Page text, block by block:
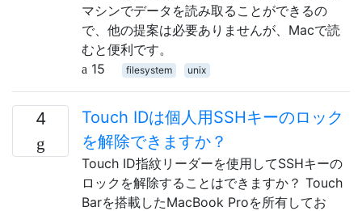
マシンでデータを読み取ることができるの
で、他の提案は必要ありませんが、Macで読
むと便利です。
15
filesystem unix
4
Touch IDは個人用SSHキーのロック
を解除できますか？
Touch ID指紋リーダーを使用してSSHキーの
ロックを解除することはできますか？ Touch
Barを搭載したMacBook Proを所有してお